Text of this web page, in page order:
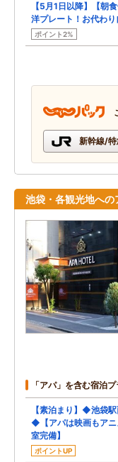
【5月1日以降】【朝
洋プレート！お代わり
ポイント2%
新幹線/
池袋・各観光地へ
「アパ」を含む宿泊
【素泊まり】◆池袋
◆【アパは映画もア
室完備】
ポイントUP